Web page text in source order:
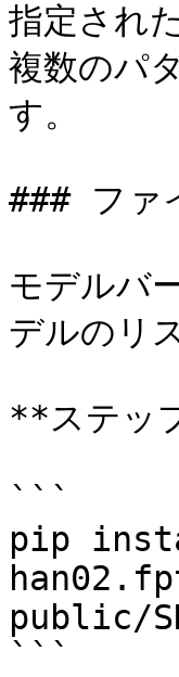
指定され
複数のパ
す。
### ファ
モデルバ
デルのリ
**ステッ
```
pip
public/
```